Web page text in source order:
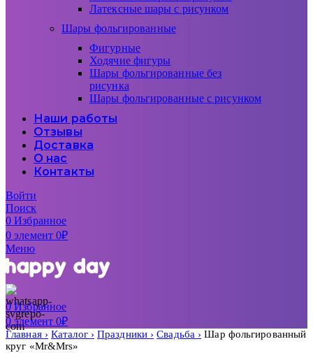
Латексные шары с рисунком
Шары фольгированные
Фигурные
Ходячие фигуры
Шары фольгированные без
рисунка
Шары фольгированные с рисунком
Наши работы
Отзывы
Доставка
О нас
Контакты
Войти
Поиск
0Избранное
0элемент 0₽
Меню
0Избранное
0элемент 0₽
Главная Каталог Праздники Свадьба
Шар фольгированный
круг «Mr&Mrs»